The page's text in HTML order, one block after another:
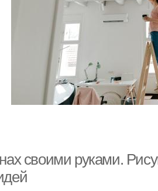
своими руками.